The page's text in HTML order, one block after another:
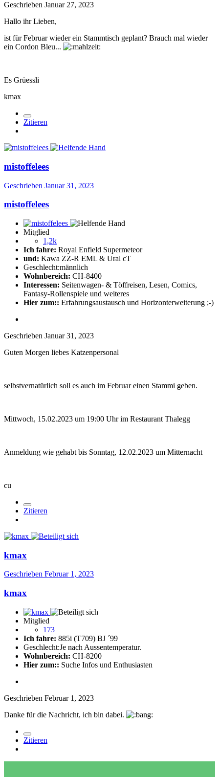
Geschrieben Januar 27, 2023
Hallo ihr Lieben,
ist für Februar wieder ein Stammtisch geplant? Brauch mal wieder
ein Cordon Bleu...
Es Grüessli
kmax
Zitieren
mistoffelees
Geschrieben Januar 31, 2023
mistoffelees
Mitglied
1,2k
Ich fahre: Royal Enfield Supermeteor
und: Kawa ZZ-R EML & Ural cT
Geschlecht:männlich
Wohnbereich: CH-8400
Interessen: Seitenwagen- & Töffreisen, Lesen, Comics,
Fantasy-Rollenspiele und weiteres
Hier zum:: Erfahrungsaustausch und Horizonterweiterung ;-)
Geschrieben Januar 31, 2023
Guten Morgen liebes Katzenpersonal
selbstvernatürlich soll es auch im Februar einen Stammi geben.
Mittwoch, 15.02.2023 um 19:00 Uhr im Restaurant Thalegg
Anmeldung wie gehabt bis Sonntag, 12.02.2023 um Mitternacht
cu
Zitieren
kmax
Geschrieben Februar 1, 2023
kmax
Mitglied
173
Ich fahre: 885i (T709) BJ ´99
Geschlecht:Je nach Aussentemperatur.
Wohnbereich: CH-8200
Hier zum:: Suche Infos und Enthusiasten
Geschrieben Februar 1, 2023
Danke für die Nachricht, ich bin dabei.
Zitieren